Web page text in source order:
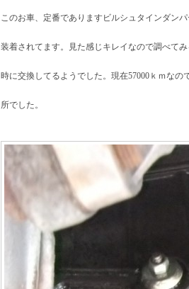
このお車、定番でありますビルシュタインダン
装着されてます。見た感じキレイなので調べて
時に交換してるようでした。現在57000ｋｍなの
所でした。